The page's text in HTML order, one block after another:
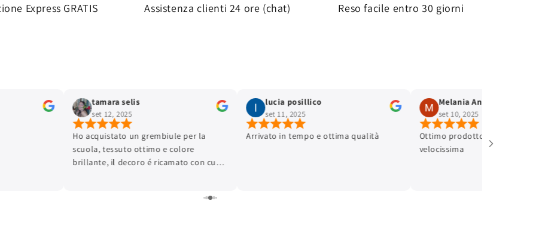
Express GRATIS Assistenza clienti 24 ore (chat) Reso facile entro 30 giorni
tamara selis
set 12, 2025
Ho acquistato un grembiule per la
scuola, tessuto ottimo e colore
brillante, il decoro é ricamato con cura
lucia posillico
set 11, 2025
Arrivato in tempo e ottima qualità
set 10, 2025
Ottimo prodotto e spedizione
velocissima